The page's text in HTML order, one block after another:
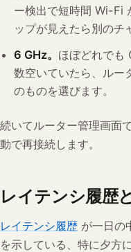
ー検出で短時間 Wi-Fi
ップが見えたら別のチ
6 GHz。 ほぼどれでも
数空いていたら、ルー
のものを選びます。
続いてルーター管理画面
動で再接続します。
レイテンシ履歴
レイテンシ履歴 が一日の
を示している、特に夕方